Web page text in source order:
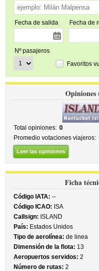
Fecha de salida Fecha de
Nº pasajeros
Favoritos
Opiniones
Total opiniones: 0
Promedio votaciones viajeros:
Leer las opiniones
Ficha
Código IATA: --
Código ICAO: ISA
Callsign: ISLAND
País: Estados Unidos
Tipo de aerolínea: de linea
Dimensión de la flota: 13
Aeropuertos servidos: 2
Número de rutas: 2